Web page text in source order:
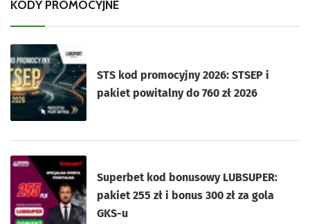
KODY PROMOCYJNE
STS kod promocyjny 2026: STSEP i
pakiet powitalny do 760 zł 2026
Superbet kod bonusowy LUBSUPER:
pakiet 255 zł i bonus 300 zł za gola
GKS-u